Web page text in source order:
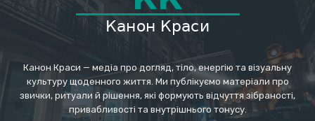
Канон Краси — медіа про догляд, тіло, енергію та візуальну
культуру щоденного життя. Ми публікуємо матеріали про
звички, ритуали й рішення, які формують відчуття зібраності,
привабливості та внутрішнього тонусу.